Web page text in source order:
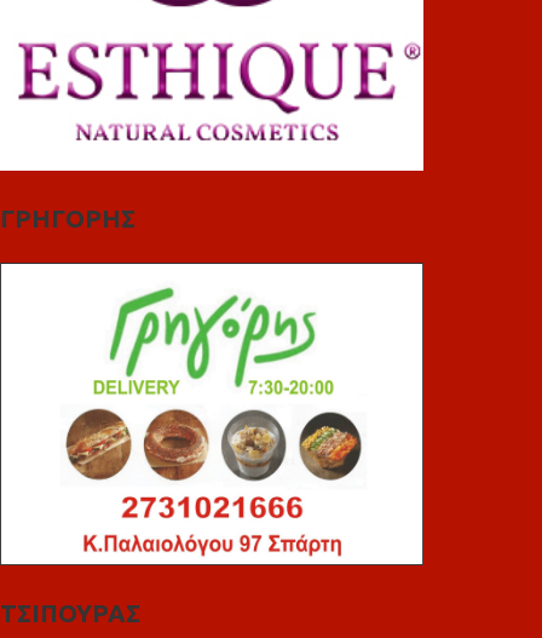
ΓΡΗΓΟΡΗΣ
ΤΣΙΠΟΥΡΑΣ